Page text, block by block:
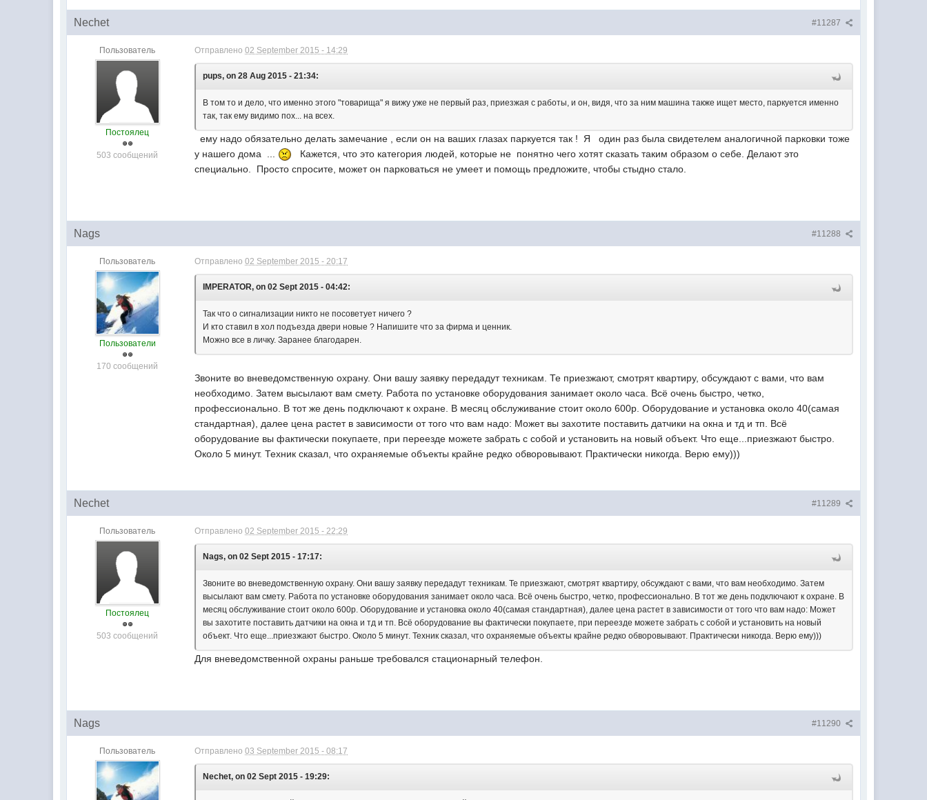
#11287
Nechet
Пользователь
Постоялец
503 сообщений
Отправлено02 September 2015 - 14:29
pups, on 28 Aug 2015 - 21:34:
В том то и дело, что именно этого "товарища" я вижу уже не первый раз, приезжая с работы, и он, видя, что за ним машина также ищет место, паркуется именно
так, так ему видимо пох... на всех.
ему надо обязательно делать замечание , если он на ваших глазах паркуется так ! Я один раз была свидетелем аналогичной парковки тоже
у нашего дома ...
Кажется, что это категория людей, которые не понятно чего хотят сказать таким образом о себе. Делают это
специально. Просто спросите, может он парковаться не умеет и помощь предложите, чтобы стыдно стало.
#11288
Nags
Пользователь
Пользователи
170 сообщений
Отправлено02 September 2015 - 20:17
IMPERATOR, on 02 Sept 2015 - 04:42:
Так что о сигнализации никто не посоветует ничего ?
И кто ставил в хол подъезда двери новые ? Напишите что за фирма и ценник.
Можно все в личку. Заранее благодарен.
Звоните во вневедомственную охрану. Они вашу заявку передадут техникам. Те приезжают, смотрят квартиру, обсуждают с вами, что вам
необходимо. Затем высылают вам смету. Работа по установке оборудования занимает около часа. Всё очень быстро, четко,
профессионально. В тот же день подключают к охране. В месяц обслуживание стоит около 600р. Оборудование и установка около 40(самая
стандартная), далее цена растет в зависимости от того что вам надо: Может вы захотите поставить датчики на окна и тд и тп. Всё
оборудование вы фактически покупаете, при переезде можете забрать с собой и установить на новый объект. Что еще...приезжают быстро.
Около 5 минут. Техник сказал, что охраняемые объекты крайне редко обворовывают. Практически никогда. Верю ему)))
#11289
Nechet
Пользователь
Постоялец
503 сообщений
Отправлено02 September 2015 - 22:29
Nags, on 02 Sept 2015 - 17:17:
Звоните во вневедомственную охрану. Они вашу заявку передадут техникам. Те приезжают, смотрят квартиру, обсуждают с вами, что вам необходимо. Затем
высылают вам смету. Работа по установке оборудования занимает около часа. Всё очень быстро, четко, профессионально. В тот же день подключают к охране. В
месяц обслуживание стоит около 600р. Оборудование и установка около 40(самая стандартная), далее цена растет в зависимости от того что вам надо: Может
вы захотите поставить датчики на окна и тд и тп. Всё оборудование вы фактически покупаете, при переезде можете забрать с собой и установить на новый
объект. Что еще...приезжают быстро. Около 5 минут. Техник сказал, что охраняемые объекты крайне редко обворовывают. Практически никогда. Верю ему)))
Для вневедомственной охраны раньше требовался стационарный телефон.
#11290
Nags
Пользователь Отправлено03 September 2015 - 08:17
Nechet, on 02 Sept 2015 - 19:29: